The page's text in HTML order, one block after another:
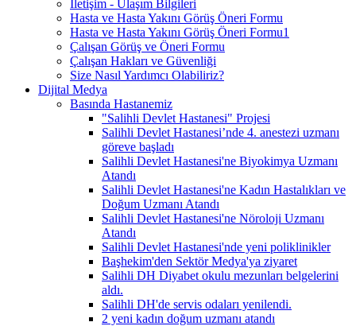
İletişim - Ulaşım Bilgileri
Hasta ve Hasta Yakını Görüş Öneri Formu
Hasta ve Hasta Yakını Görüş Öneri Formu1
Çalışan Görüş ve Öneri Formu
Çalışan Hakları ve Güvenliği
Size Nasıl Yardımcı Olabiliriz?
Dijital Medya
Basında Hastanemiz
"Salihli Devlet Hastanesi" Projesi
Salihli Devlet Hastanesi’nde 4. anestezi uzmanı
göreve başladı
Salihli Devlet Hastanesi'ne Biyokimya Uzmanı
Atandı
Salihli Devlet Hastanesi'ne Kadın Hastalıkları ve
Doğum Uzmanı Atandı
Salihli Devlet Hastanesi'ne Nöroloji Uzmanı
Atandı
Salihli Devlet Hastanesi'nde yeni poliklinikler
Başhekim'den Sektör Medya'ya ziyaret
Salihli DH Diyabet okulu mezunları belgelerini
aldı.
Salihli DH'de servis odaları yenilendi.
2 yeni kadın doğum uzmanı atandı